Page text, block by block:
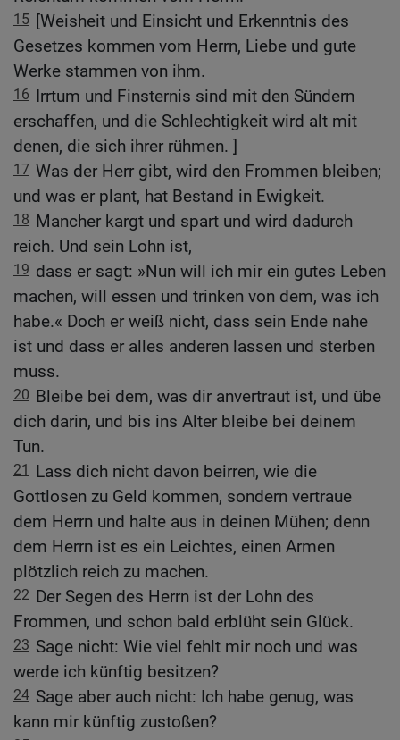
15 [Weisheit und Einsicht und Erkenntnis des
Gesetzes kommen vom Herrn, Liebe und gute
Werke stammen von ihm.
16 Irrtum und Finsternis sind mit den Sündern
erschaffen, und die Schlechtigkeit wird alt mit
denen, die sich ihrer rühmen. ]
17 Was der Herr gibt, wird den Frommen bleiben;
und was er plant, hat Bestand in Ewigkeit.
18 Mancher kargt und spart und wird dadurch
reich. Und sein Lohn ist,
19 dass er sagt: »Nun will ich mir ein gutes Leben
machen, will essen und trinken von dem, was ich
habe.« Doch er weiß nicht, dass sein Ende nahe
ist und dass er alles anderen lassen und sterben
muss.
20 Bleibe bei dem, was dir anvertraut ist, und übe
dich darin, und bis ins Alter bleibe bei deinem
Tun.
21
Lass dich nicht davon beirren, wie die
Gottlosen zu Geld kommen, sondern vertraue
dem Herrn und halte aus in deinen Mühen; denn
dem Herrn ist es ein Leichtes, einen Armen
plötzlich reich zu machen.
22 Der Segen des Herrn ist der Lohn des
Frommen, und schon bald erblüht sein Glück.
23 Sage nicht: Wie viel fehlt mir noch und was
werde ich künftig besitzen?
24 Sage aber auch nicht: Ich habe genug, was
kann mir künftig zustoßen?